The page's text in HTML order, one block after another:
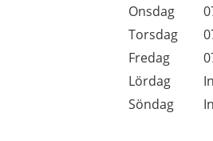
Onsdag
Torsdag
Fredag
Lördag
Söndag